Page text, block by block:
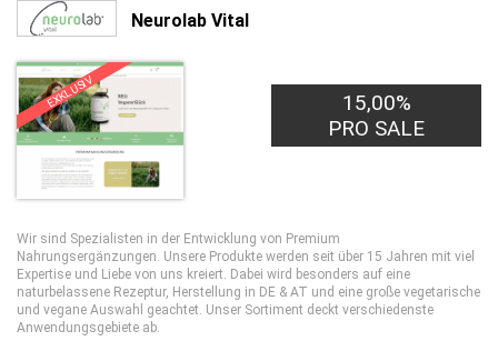
Neurolab Vital
EXKLUSIV
15,00%
PRO SALE
Wir sind Spezialisten in der Entwicklung von Premium
Nahrungsergänzungen. Unsere Produkte werden seit über 15 Jahren mit viel
Expertise und Liebe von uns kreiert. Dabei wird besonders auf eine
naturbelassene Rezeptur, Herstellung in DE & AT und eine große vegetarische
und vegane Auswahl geachtet. Unser Sortiment deckt verschiedenste
Anwendungsgebiete ab.